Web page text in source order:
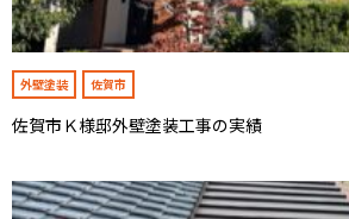
外壁塗装 佐賀市
佐賀市Ｋ様邸外壁塗装工事の実績